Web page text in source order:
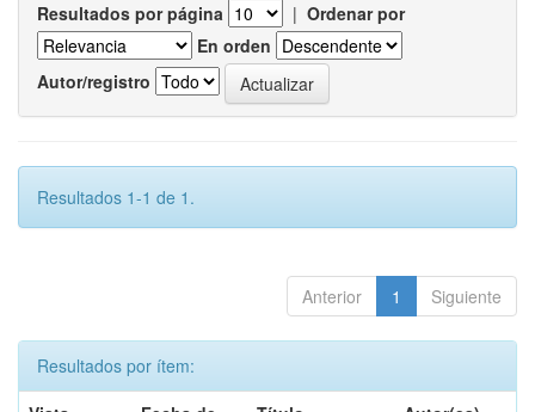
Resultados por página | Ordenar por
En orden
Autor/registro
Resultados 1-1 de 1.
Anterior 1 Siguiente
Resultados por ítem: